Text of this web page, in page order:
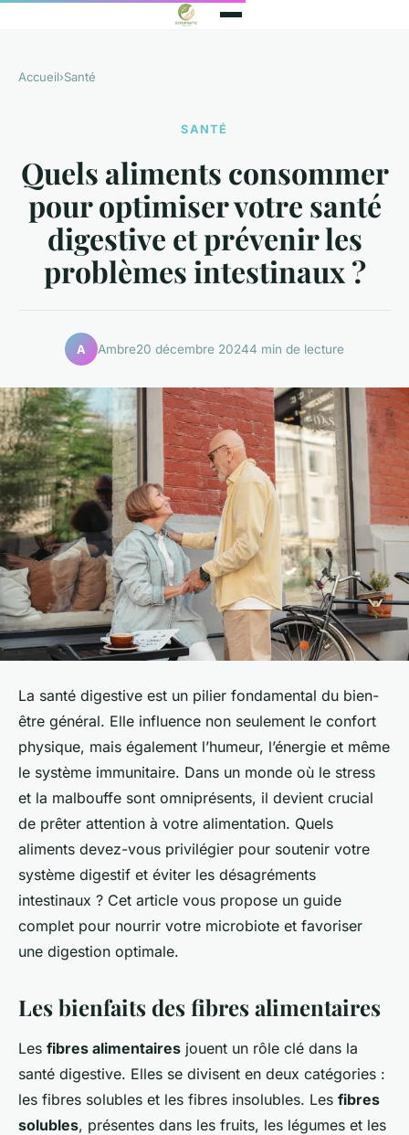
Accueil›Santé
SANTÉ
Quels aliments consommer
pour optimiser votre santé
digestive et prévenir les
problèmes intestinaux ?
A Ambre20 décembre 20244 min de lecture
La santé digestive est un pilier fondamental du bien-
être général. Elle influence non seulement le confort
physique, mais également l’humeur, l’énergie et même
le système immunitaire. Dans un monde où le stress
et la malbouffe sont omniprésents, il devient crucial
de prêter attention à votre alimentation. Quels
aliments devez-vous privilégier pour soutenir votre
système digestif et éviter les désagréments
intestinaux ? Cet article vous propose un guide
complet pour nourrir votre microbiote et favoriser
une digestion optimale.
Les bienfaits des fibres alimentaires
Les fibres alimentaires jouent un rôle clé dans la
santé digestive. Elles se divisent en deux catégories :
les fibres solubles et les fibres insolubles. Les fibres
solubles, présentes dans les fruits, les légumes et les